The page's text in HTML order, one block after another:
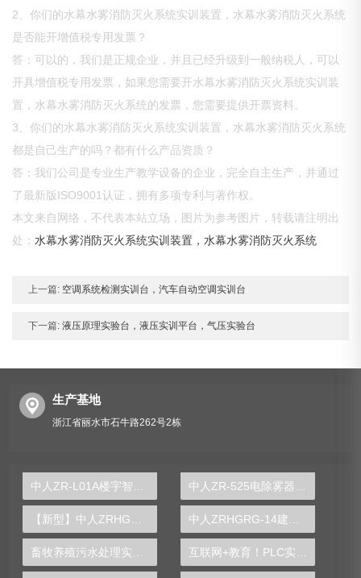
2、你们的水幕水雾消防灭火系统实训装置，水幕水雾消防灭火系统
是否能开增值税专用发票？
答：可以的，我们是正规企业，并且已经升级到一般纳税人，可以
开具增值税专用发票，如果您需要开水幕水雾消防灭火系统实训装
置，水幕水雾消防灭火系统的发票，您需要提供开票资料。
3、你们的水幕水雾消防灭火系统实训装置，水幕水雾消防灭火系统
都是自己生产的吗？都有什么产品资质？
答：我们公司是专业生产教学设备的企业，完全自主生产，并通过
了最新版ISO9001认证，拥有多项专利与著作权。
本文来自网络，不代表本站立场，图片为参考图片，转载请注明出
处：水幕水雾消防灭火系统实训装置，水幕水雾消防灭火系统
上一篇: 空调系统检测实训台，汽车自动空调实训台
下一篇: 液压原理实验台，液压实训平台，气压实验台
生产基地
浙江省丽水市石牛路262号2栋